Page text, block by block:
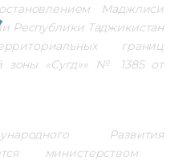
Маджлиси
Республики Таджикистан
границ
зоны «Сугд»» № 1385 от
Развития
министерством